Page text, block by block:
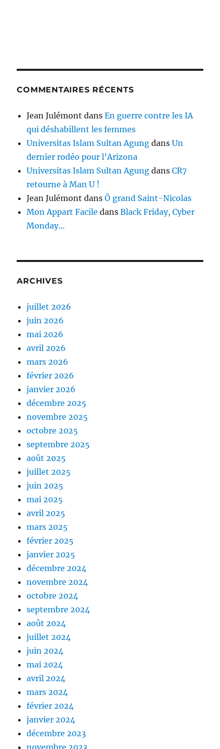
COMMENTAIRES RÉCENTS
Jean Julémont dansEn guerre contre les IA
qui déshabillent les femmes
Universitas Islam Sultan Agung dansUn
dernier rodéo pour l’Arizona
Universitas Islam Sultan Agung dansCR7
retourne à Man U !
Jean Julémont dansÔ grand Saint-Nicolas
Mon Appart Facile dansBlack Friday, Cyber
Monday…
ARCHIVES
juillet 2026
juin 2026
mai 2026
avril 2026
mars 2026
février 2026
janvier 2026
décembre 2025
novembre 2025
octobre 2025
septembre 2025
août 2025
juillet 2025
juin 2025
mai 2025
avril 2025
mars 2025
février 2025
janvier 2025
décembre 2024
novembre 2024
octobre 2024
septembre 2024
août 2024
juillet 2024
juin 2024
mai 2024
avril 2024
mars 2024
février 2024
janvier 2024
décembre 2023